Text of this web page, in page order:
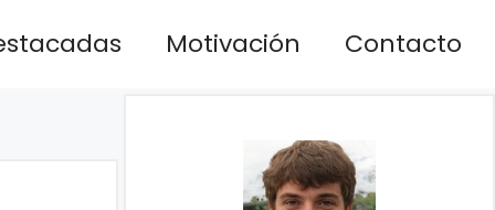
Motivación Contacto